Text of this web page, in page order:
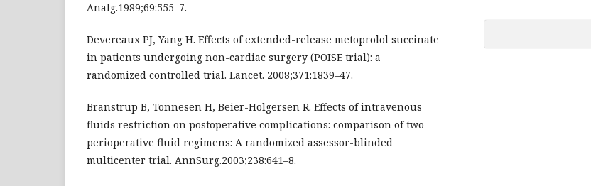
Analg.1989;69:555–7.
Devereaux PJ, Yang H. Effects of extended-release metoprolol succinate
in patients undergoing non-cardiac surgery (POISE trial): a
randomized controlled trial. Lancet. 2008;371:1839–47.
Branstrup B, Tonnesen H, Beier-Holgersen R. Effects of intravenous
fluids restriction on postoperative complications: comparison of two
perioperative fluid regimens: A randomized assessor-blinded
multicenter trial. AnnSurg.2003;238:641–8.